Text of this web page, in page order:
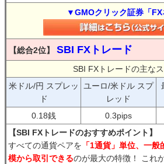
▼GMOクリック証券「
【総合2位】 SBI FXトレード
SBI FXトレードの主な
米ドル/円 スプレッ
ド
ユーロ/米ドル スプ
レッド
0.18銭 0.3pips
【SBI FXトレードのおすすめポイント】
すべての通貨ペアを 「1通貨」単位、一
模から取引できるのが最大の特徴！ これ